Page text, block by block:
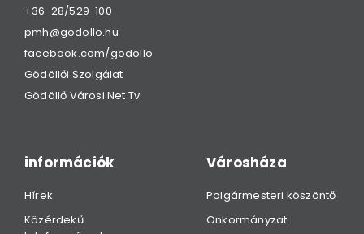
+36-28/529-100
pmh@godollo.hu
facebook.com/godollo
Gödöllői Szolgálat
Gödöllő Városi Net Tv
információk
Hírek
Közérdekű
Városháza
Polgármesteri köszöntő
Önkormányzat